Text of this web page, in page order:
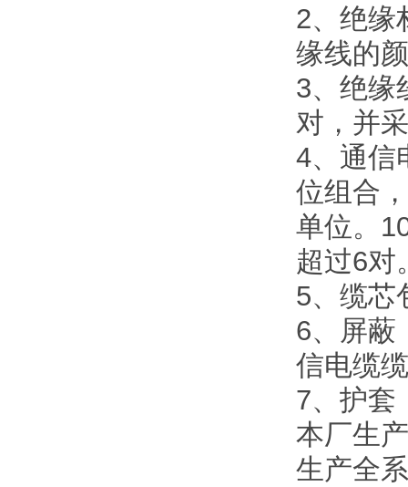
2、绝缘
缘线
3、绝缘
对，并
4、通信
位组合
单位。
超过6
5、缆
6、屏蔽
信电缆
7、护套
本厂生
生产全